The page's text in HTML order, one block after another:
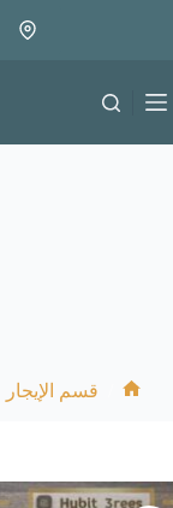
قسم الإيجار